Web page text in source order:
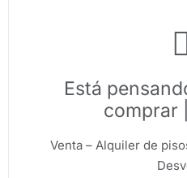
Está
comprar
Venta – Alquiler de